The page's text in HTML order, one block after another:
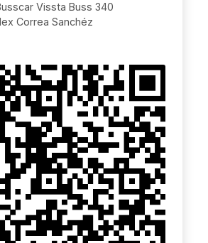
Vissta Buss 340
Correa Sanchéz